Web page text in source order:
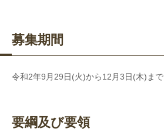
募集期間
令和2年9月29日(火)から12月3日(木)まで
要綱及び要領